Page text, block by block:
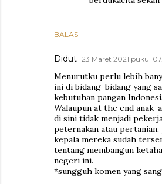
BALAS
Didut 23 Maret 2021 pukul
Menurutku perlu lebih
ini di bidang-bidang yang
kebutuhan pangan
Walaupun at the end anak-
di sini tidak menjadi
peternakan atau
kepala mereka sudah
tentang membangun
negeri ini.
*sungguh komen yang